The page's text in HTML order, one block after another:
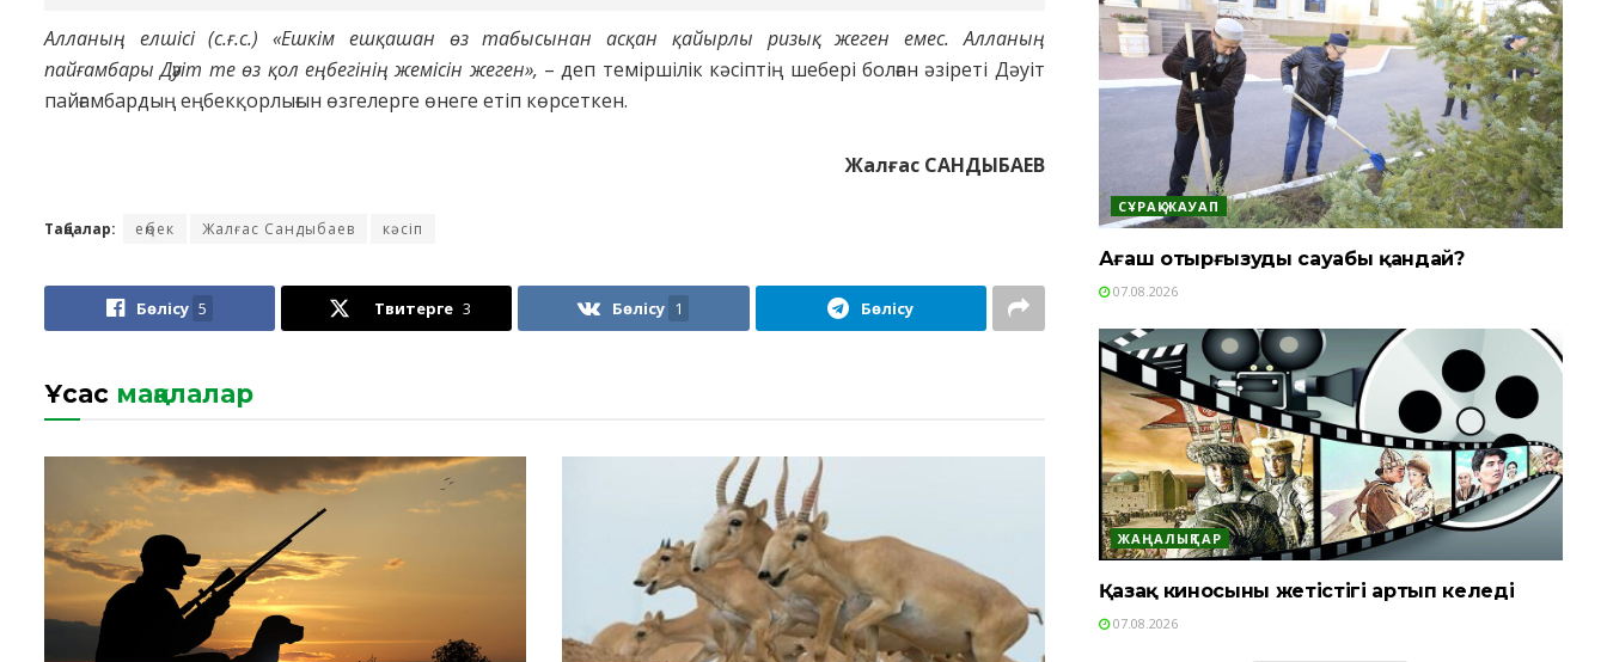
Алланың елшісі(с.ғ.с.) «Ешкім ешқашан өз табысынан асқан қайырлы ризық жеген емес. Алланың
пайғамбары Дәуіт те өз қол еңбегінің жемісін жеген», – деп теміршілік кәсіптің шебері болған әзіреті Дәуіт
пайғамбардың еңбекқорлығын өзгелерге өнеге етіп көрсеткен.
Жалғас САНДЫБАЕВ
Таңбалар: еңбек Жалғас Сандыбаев кәсіп
Бөлісу 5 Твитерге 3 Бөлісу 1 Бөлісу
Ұқсас мақалалар
СҰРАҚ-ЖАУАП
Ағаш отырғызудың сауабы қандай?
07.08.2026
ЖАҢАЛЫҚТАР
Қазақ киносының жетістігі артып келеді
07.08.2026